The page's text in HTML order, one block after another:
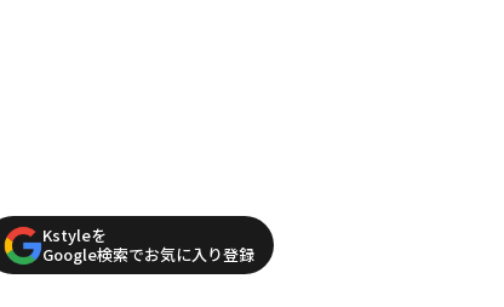
Kstyleを
Google検索でお気に入り登録